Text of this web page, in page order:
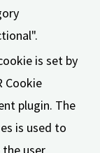
is set by
Cookie
plugin. The
is used to